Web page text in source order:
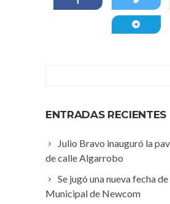
ENTRADAS RECIENTES
Julio Bravo inauguró la
de calle Algarrobo
Se jugó una nueva fecha
Municipal de Newcom